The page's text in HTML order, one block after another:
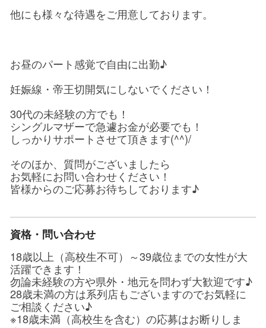
他にも様々な待遇をご用意しております。
お昼のパート感覚で自由に出勤♪
妊娠線・帝王切開気にしないでください！
30代の未経験の方でも！
シングルマザーで急遽お金が必要でも！
しっかりサポートさせて頂きます(^^)/
そのほか、質問がございましたら
お気軽にお問い合わせください！
皆様からのご応募お待ちしております♪
資格・問い合わせ
18歳以上（高校生不可）～39歳位までの女性が大
活躍できます！
勿論未経験の方や県外・地元を問わず大歓迎です♪
28歳未満の方は系列店もございますのでお気軽に
ご相談ください♪
※18歳未満（高校生を含む）の応募はお断りしま